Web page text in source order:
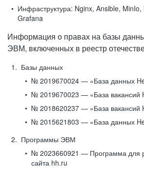
Инфраструктура: Nginx, Ansible,
Grafana
Информация о правах на базы
ЭВМ, включенных в реестр
Базы данных
№ 2019670024 — «База данных
№ 2019670023 — «База вакансий
№ 2018620237 — «База вакансий
№ 2015621803 — «База данных
Программы ЭВМ
№ 2023660921 — Программа для
сайта hh.ru